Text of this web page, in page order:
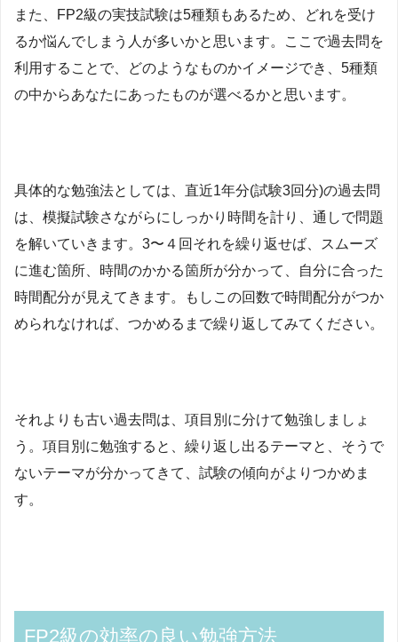
また、FP2級の実技試験は5種類もあるため、どれを受け
るか悩んでしまう人が多いかと思います。ここで過去問を
利用することで、どのようなものかイメージでき、5種類
の中からあなたにあったものが選べるかと思います。
具体的な勉強法としては、直近1年分(試験3回分)の過去問
は、模擬試験さながらにしっかり時間を計り、通しで問題
を解いていきます。3〜４回それを繰り返せば、スムーズ
に進む箇所、時間のかかる箇所が分かって、自分に合った
時間配分が見えてきます。もしこの回数で時間配分がつか
められなければ、つかめるまで繰り返してみてください。
それよりも古い過去問は、項目別に分けて勉強しましょ
う。項目別に勉強すると、繰り返し出るテーマと、そうで
ないテーマが分かってきて、試験の傾向がよりつかめま
す。
FP2級の効率の良い勉強方法